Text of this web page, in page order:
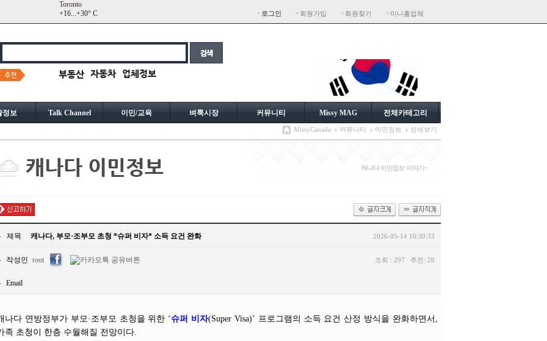
Toronto
+16...+30° C 로그인 회원가입 회원찾기 미니홈업체
정보 Talk Channel 이민/교육 벼룩시장 커뮤니티 Missy MAG 전체카테고리
MissyCanada 커뮤니티 이민정보 상세보기
캐나다 이민정보 이야기~
제목 캐나다, 부모·조부모 초청 *슈퍼 비자* 소득 요건 완화 2026-05-14 16:30:33
작성인 root 조회 : 297 추천: 26
Email
나다 연방정부가 부모·조부모 초청을 위한 ‘슈퍼 비자(Super Visa)’ 프로그램의 소득 요건 산정 방식을 완화하면서,
족 초청이 한층 수월해질 전망이다.